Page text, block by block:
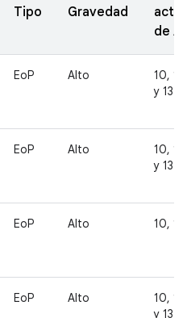
Tipo Gravedad
de
EoP Alto
10,
y 13
EoP Alto
10,
y 13
EoP Alto 10, 11
EoP Alto
10,
y 13